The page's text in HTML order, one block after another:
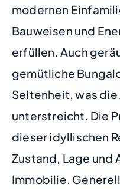
modernen
Bauweisen und
erfüllen. Auch
gemütliche
Seltenheit, was
unterstreicht. Die
dieser idyllischen
Zustand, Lage und
Immobilie.